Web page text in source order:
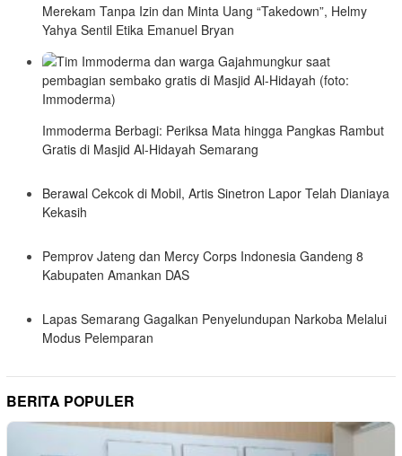
Merekam Tanpa Izin dan Minta Uang “Takedown”, Helmy
Yahya Sentil Etika Emanuel Bryan
Immoderma Berbagi: Periksa Mata hingga Pangkas Rambut
Gratis di Masjid Al-Hidayah Semarang
Berawal Cekcok di Mobil, Artis Sinetron Lapor Telah Dianiaya
Kekasih
Pemprov Jateng dan Mercy Corps Indonesia Gandeng 8
Kabupaten Amankan DAS
Lapas Semarang Gagalkan Penyelundupan Narkoba Melalui
Modus Pelemparan
BERITA POPULER